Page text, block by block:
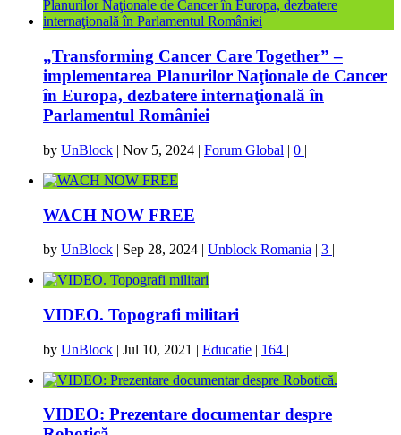
„Transforming Cancer Care Together” –
implementarea Planurilor Naţionale de Cancer
în Europa, dezbatere internaţională în
Parlamentul României
by UnBlock | Nov 5, 2024 | Forum Global | 0 |
WACH NOW FREE
by UnBlock | Sep 28, 2024 | Unblock Romania | 3 |
VIDEO. Topografi militari
by UnBlock | Jul 10, 2021 | Educatie | 164 |
VIDEO: Prezentare documentar despre